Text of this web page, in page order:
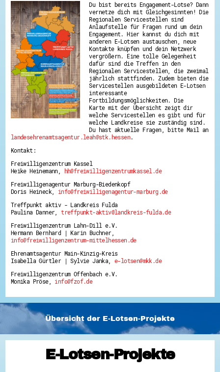
Du bist bereits Engagement-Lotse? Dann
vernetze dich mit Gleichgesinnten! Die
Regionalen Servicestellen sind
Anlaufstelle für Fragen rund um dein
Engagement. Hier kannst du dich mit
anderen E-Lotsen austauschen, neue
Kontakte knüpfen und dein Netzwerk
vergrößern. Eine tolle Gelegenheit
dafür sind die Treffen in den
Regionalen Servicestellen, die zweimal
jährlich stattfinden. Zudem bieten die
Servicestellen ausgebildeten E-Lotsen
interessante
Fortbildungsmöglichkeiten. Die
Karte mit der Übersicht zeigt dir
welche Servicestellen es gibt und für
welche Landkreise sie zuständig sind.
Du hast aktuelle Fragen, bitte Mail an
landesehrenamtsagentur.leah@stk.hessen.
Kontakt:
Freiwilligenzentrum Kassel
Heike Heinemann,
hh@freiwilligenzentrumkassel.de
Freiwilligenagentur Marburg-Biedenkopf
Doris Heineck, info@freiwilligenagentur-marburg.de
Treffpunkt aktiv - Landkreis Fulda
Paulina Danner,treffpunkt-aktiv@landkreis-fulda.de
Freiwilligenzentrum Lahn-Dill e.V.
Hermann Bernhard | Karin Buchner,
info@freiwilligenzentrum-mittelhessen.de
Ehrenamtsagentur Main-Kinzig-Kreis
Isabella Gürtler | Sylvie Janka,e-lotsen@mkk.de
Freiwilligenzentrum Offenbach e.V.
Monika Pröse, info@fzof.de
Übersicht der E-Lotsen-Projekte
E-Lotsen-Projekte